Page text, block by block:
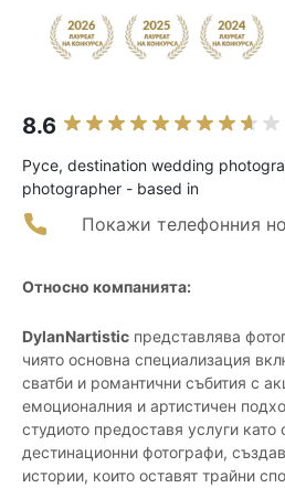
8.6
Русе, destination wedding
photographer - based in
Покажи телефонния
Относно компанията:
DylanNartistic представлява
чиято основна специализация
сватби и романтични събития с
емоционалния и артистичен
студиото предоставя услуги като
дестинационни фотографи,
истории, които оставят трайни